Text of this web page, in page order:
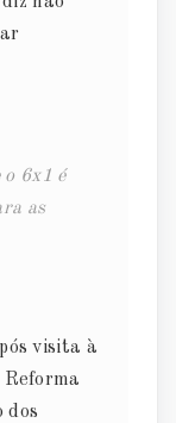
o 6x1 é
as
visita à
dos